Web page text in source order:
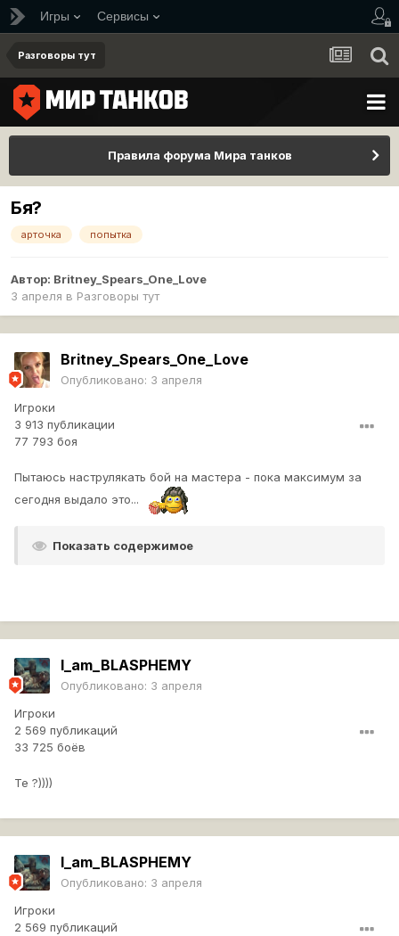
Игры Сервисы
Разговоры тут
Правила форума Мира танков
Бя?
арточка попытка
Автор: Britney_Spears_One_Love
3 апреля в Разговоры тут
Britney_Spears_One_Love
Опубликовано: 3 апреля
Игроки
3 913 публикации
77 793 боя
Пытаюсь наструлякать бой на мастера - пока максимум за
сегодня выдало это...
Показать содержимое
I_am_BLASPHEMY
Опубликовано: 3 апреля
Игроки
2 569 публикаций
33 725 боёв
Те ?))))
I_am_BLASPHEMY
Опубликовано: 3 апреля
Игроки
2 569 публикаций